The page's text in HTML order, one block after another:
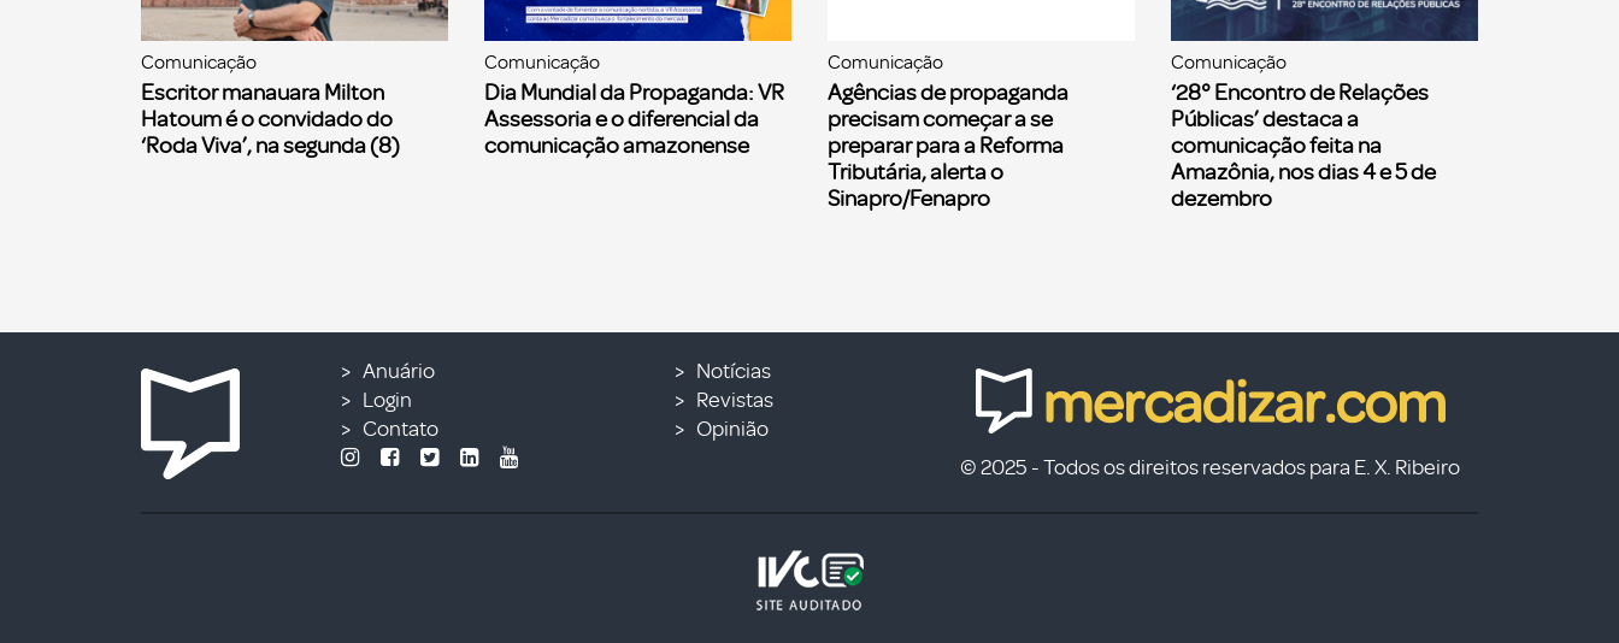
Comunicação
Escritor manauara Milton
Hatoum é o convidado do
‘Roda Viva’, na segunda (8)
Comunicação
Dia Mundial da Propaganda: VR
Assessoria e o diferencial da
comunicação amazonense
Comunicação
Agências de propaganda
precisam começar a se
preparar para a Reforma
Tributária, alerta o
Sinapro/Fenapro
Comunicação
‘28° Encontro de Relações
Públicas’ destaca a
comunicação feita na
Amazônia, nos dias 4 e 5 de
dezembro
Anuário
Login
Contato
Notícias
Revistas
Opinião
© 2025 - Todos os direitos reservados para E. X. Ribeiro